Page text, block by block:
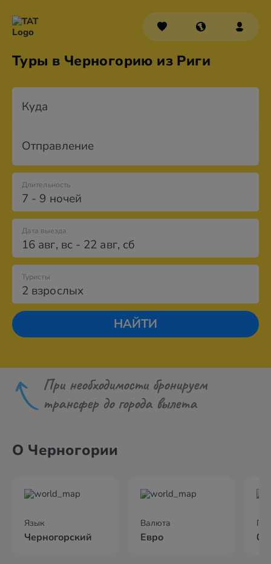
Туры в Черногорию из Риги
Куда
Отправление
7 - 9 ночей
Длительность
Дата выезда
16 авг, вс- 22 авг, сб
2 взрослых
Туристы
НАЙТИ
При необходимости бронируем
трансфер до города вылета
О Черногории
Язык
Черногорский
Валюта
Евро